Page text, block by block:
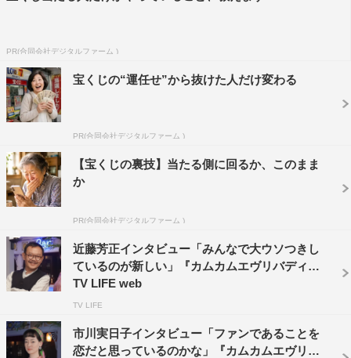
川栄李奈
村田雄浩 深津絵里
笑福亭笑瓶
PR(合同会社デジタルファーム )
宝くじの“運任せ”から抜けた人だけ変わる
PR(合同会社デジタルファーム )
【宝くじの裏技】当たる側に回るか、このまま
か
PR(合同会社デジタルファーム )
近藤芳正インタビュー「みんなで大ウソつきし
ているのが新しい」『カムカムエヴリバディ』 |
TV LIFE web
TV LIFE
市川実日子インタビュー「ファンであることを
恋だと思っているのかな」『カムカムエヴリバ